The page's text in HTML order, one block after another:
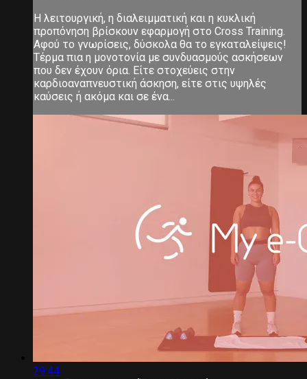
Η λειτουργική, η διαλειμματική και η κυκλική
προπόνηση βρίσκουν εφαρμογή στο Cross Training.
Αφού το γνωρίσεις, δύσκολα θα το εγκαταλείψεις!
Τέρμα πια η μονοτονία με συνδυασμούς ασκήσεων
που δεν έχουν όρια. Είτε στοχεύεις στην
καρδιοαναπνευστική άσκηση, είτε στις υψηλές
καύσεις ή ακόμα και σε ένα...
29:44